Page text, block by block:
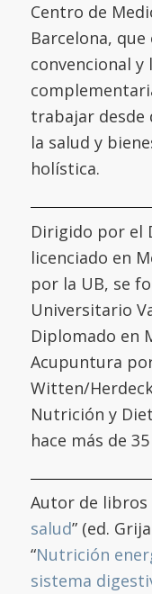
Centro de
Barcelona,
convencional
trabajar desde
la salud y
holística.
Dirigido por el
licenciado en
por la UB, se
Universitario
Diplomado en
Acupuntura
Witten/
Nutrición y
hace más de
Autor de libros
salud” (ed.
“Nutrición
sistema